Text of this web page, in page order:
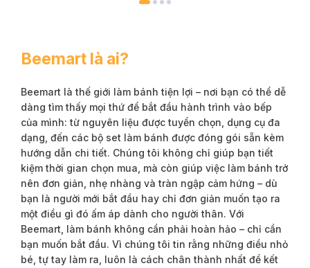
Beemart là ai?
Beemart là thế giới làm bánh tiện lợi – nơi bạn có thể dễ
dàng tìm thấy mọi thứ để bắt đầu hành trình vào bếp
của mình: từ nguyên liệu được tuyển chọn, dụng cụ đa
dạng, đến các bộ set làm bánh được đóng gói sẵn kèm
hướng dẫn chi tiết. Chúng tôi không chỉ giúp bạn tiết
kiệm thời gian chọn mua, mà còn giúp việc làm bánh trở
nên đơn giản, nhẹ nhàng và tràn ngập cảm hứng – dù
bạn là người mới bắt đầu hay chỉ đơn giản muốn tạo ra
một điều gì đó ấm áp dành cho người thân. Với
Beemart, làm bánh không cần phải hoàn hảo – chỉ cần
bạn muốn bắt đầu. Vì chúng tôi tin rằng những điều nhỏ
bé, tự tay làm ra, luôn là cách chân thành nhất để kết